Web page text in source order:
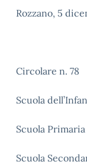
Rozzano, 5
Circolare n. 78
Scuola
Scuola Primaria
Scuola